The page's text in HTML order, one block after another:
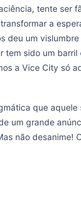
tente ser
a
deu um
tem sido um
a Vice City só
que
um grande
não desanime!